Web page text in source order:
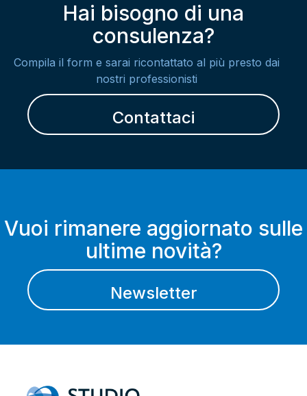
Hai bisogno di una
consulenza?
Compila il form e sarai ricontattato al più presto dai
nostri professionisti
Contattaci
Vuoi rimanere aggiornato sulle
ultime novità?
Newsletter